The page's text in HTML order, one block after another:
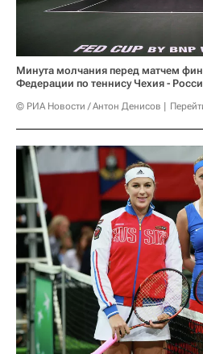
Минута молчания перед матчем
Федерации по теннису Чехия -
© РИА Новости / Антон Денисов